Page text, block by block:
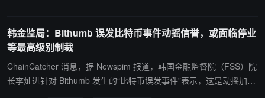
持卡人的通关动态。根据新机制，关税厅将向信用卡公司提供高风险
交易动向，金融监督院则制定指导方针，授权信用卡公司在发现异常
时直接采取中断交易等实效性措施。韩国金融监督院院长 Lee Chan-j
in 表示，此举标志着韩国已建立起从源头上阻断犯罪收益向海外流出
韩金监局：Bithumb 误发比特币事件动摇信誉，或面临停业
等最高级别制裁
ChainCatcher 消息，据 Newspim 报道，韩国金融监督院（FSS）院
长李灿进针对 Bithumb 发生的“比特币误发事件”表示，这是动摇加密